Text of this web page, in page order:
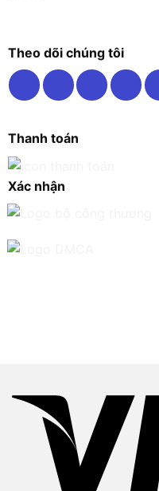
Theo dõi chúng tôi
Thanh toán
Xác nhận